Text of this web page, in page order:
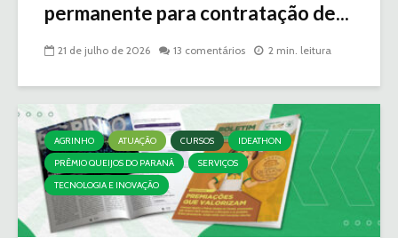
permanente para contratação de...
21 de julho de 2026 13 comentários 2 min. leitura
AGRINHO ATUAÇÃO CURSOS
IDEATHON
PRÊMIO QUEIJOS DO PARANÁ
SERVIÇOS
TECNOLOGIA E INOVAÇÃO